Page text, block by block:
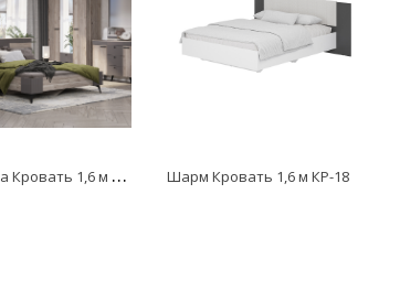
К
ассандра Кровать 1,6 м КР-19 Шарм Кровать 1,6 м КР-18